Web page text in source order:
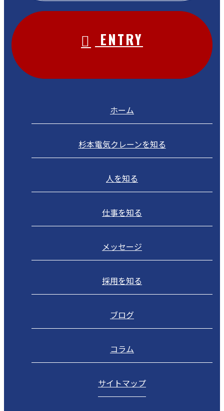
ENTRY
ホーム
杉本電気クレーンを知る
人を知る
仕事を知る
メッセージ
採用を知る
ブログ
コラム
サイトマップ